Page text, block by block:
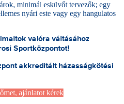
minimál esküvőt tervezők; egy
nyári este vagy egy hangulatos
valóra váltásához
Sportközpontot!
akkreditált házasságkötési
ajánlatot kérek